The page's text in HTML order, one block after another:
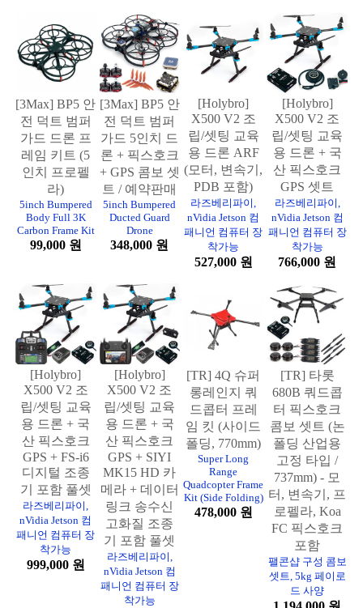
[3Max] BP5 안
전 덕트 범퍼
가드 드론 프
레임 키트 (5
인치 프로펠
라)
5inch Bumpered
Body Full 3K
Carbon Frame Kit
99,000 원
[3Max] BP5 안
전 덕트 범퍼
가드 5인치 드
론 + 픽스호크
+ GPS 콤보 셋
트 / 예약판매
5inch Bumpered
Ducted Guard
Drone
348,000 원
[Holybro]
X500 V2 조
립/셋팅 교육
용 드론 ARF
(모터, 변속기,
PDB 포함)
라즈베리파이,
nVidia Jetson 컴
패니언 컴퓨터 장
착가능
527,000 원
[Holybro]
X500 V2 조
립/셋팅 교육
용 드론 + 국
산 픽스호크
GPS 셋트
라즈베리파이,
nVidia Jetson 컴
패니언 컴퓨터 장
착가능
766,000 원
[Holybro]
X500 V2 조
립/셋팅 교육
용 드론 + 국
산 픽스호크
GPS + FS-i6
디지털 조종
기 포함 풀셋
라즈베리파이,
nVidia Jetson 컴
패니언 컴퓨터 장
착가능
999,000 원
[Holybro]
X500 V2 조
립/셋팅 교육
용 드론 + 국
산 픽스호크
GPS + SIYI
MK15 HD 카
메라 + 데이터
링크 송수신
고화질 조종
기 포함 풀셋
라즈베리파이,
nVidia Jetson 컴
패니언 컴퓨터 장
착가능
[TR] 4Q 슈퍼
롱레인지 쿼
드콥터 프레
임 킷 (사이드
폴딩, 770mm)
Super Long
Range
Quadcopter Frame
Kit (Side Folding)
478,000 원
[TR] 타롯
680B 쿼드콥
터 픽스호크
콤보 셋트 (논
폴딩 산업용
고정 타입 /
737mm) - 모
터, 변속기, 프
로펠라, Koa
FC 픽스호크
포함
팰콘샵 구성 콤보
셋트, 5kg 페이로
드 사양